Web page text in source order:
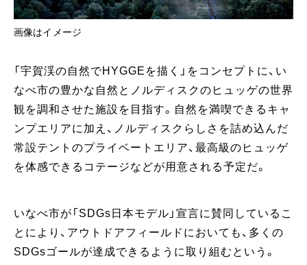
画像はイメージ
「宇賀渓の自然でHYGGEを描く」をコンセプトに、い
なべ市の豊かな自然とノルディスクのヒュッゲの世界
観を調和させた施設を目指す。自然を満喫できるキャ
ンプエリアに加え、ノルディスクらしさを詰め込んだ
常設テントのプライベートエリア、最高級のヒュッゲ
を体感できるコテージなどが用意される予定だ。
いなべ市が「SDGs日本モデル」宣言に賛同しているこ
とにより、アウトドアフィールドにおいても、多くの
SDGsゴールが達成できるように取り組むという。